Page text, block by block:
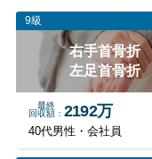
9級
右手首骨折
左足首骨折
最終
回収額
2192万
40代男性・会社員